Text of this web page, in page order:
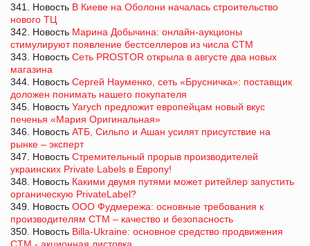
341. Новость В Киеве на Оболони началась строительство
нового ТЦ
342. Новость Марина Добычина: онлайн-аукционы
стимулируют появление бестселлеров из числа СТМ
343. Новость Сеть PROSTOR открыла в августе два новых
магазина
344. Новость Сергей Науменко, сеть «Брусничка»: поставщик
доложен понимать нашего покупателя
345. Новость Yarych предложит европейцам новый вкус
печенья «Мария Оригинальная»
346. Новость АТБ, Сильпо и Ашан усилят присутствие на
рынке – эксперт
347. Новость Стремительный прорыв производителей
украинских Private Labels в Европу!
348. Новость Какими двумя путями может ритейлер запустить
органическую PrivateLabel?
349. Новость ООО Фудмережа: основные требования к
производителям СТМ – качество и безопасность
350. Новость Billa-Ukraine: основное средство продвижения
СТМ - акционная листовка